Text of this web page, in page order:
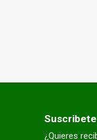
¿Quieres